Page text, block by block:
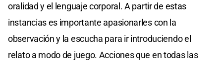
oralidad y el lenguaje corporal. A partir de estas
instancias es importante apasionarles con la
observación y la escucha para ir introduciendo el
relato a modo de juego. Acciones que en todas las